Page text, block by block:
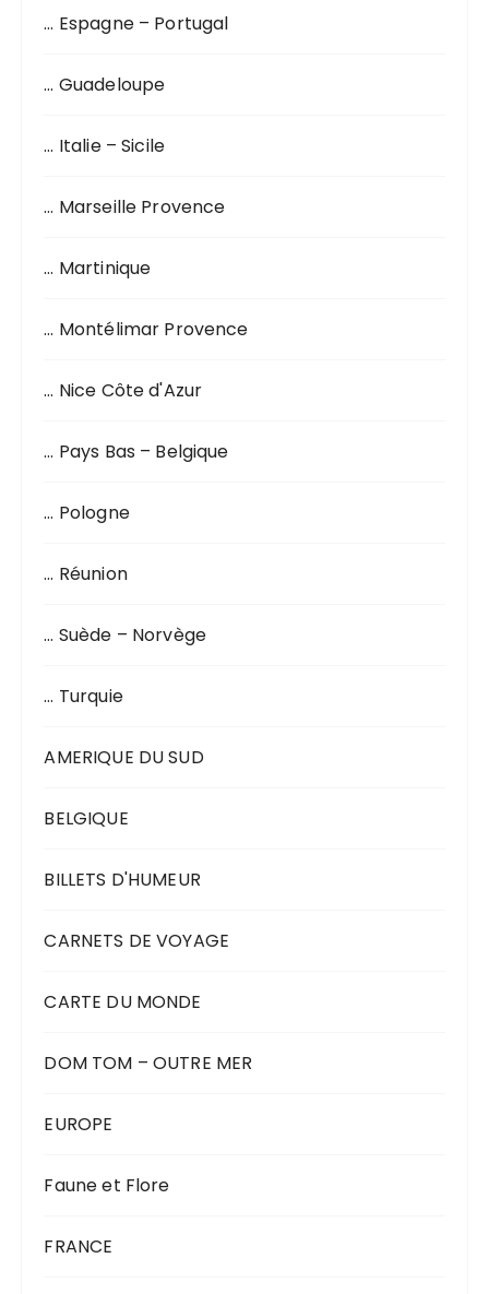
… Espagne – Portugal
… Guadeloupe
… Italie – Sicile
… Marseille Provence
… Martinique
… Montélimar Provence
… Nice Côte d'Azur
… Pays Bas – Belgique
… Pologne
… Réunion
… Suède – Norvège
… Turquie
AMERIQUE DU SUD
BELGIQUE
BILLETS D'HUMEUR
CARNETS DE VOYAGE
CARTE DU MONDE
DOM TOM – OUTRE MER
EUROPE
Faune et Flore
FRANCE